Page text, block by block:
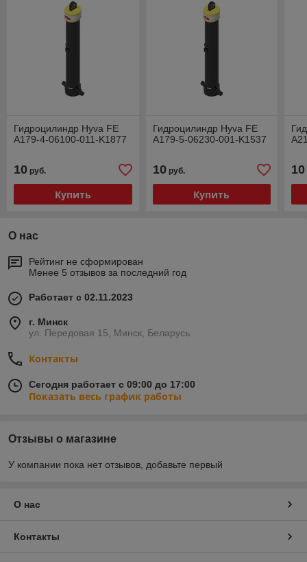
Гидроцилиндр Hyva FE
A179-4-06100-011-K1877
10 руб.
Купить
Гидроцилиндр Hyva FE
A179-5-06230-001-K1537
10руб.
Купить
10
О нас
Рейтинг не сформирован
Менее 5 отзывов за последний год
Работает с 02.11.2023
г. Минск
ул. Передовая 15, Минск, Беларусь
Контакты
Сегодня работает с 09:00 до 17:00
Показать весь график работы
Отзывы о магазине
У компании пока нет отзывов, добавьте первый
О нас
Контакты